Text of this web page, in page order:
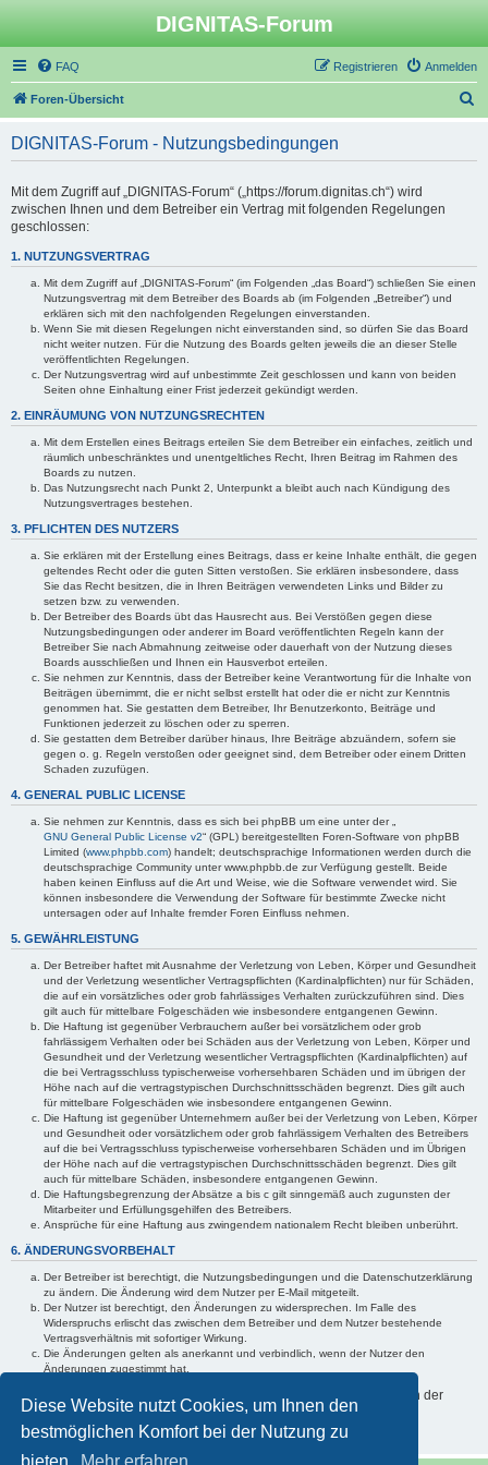
Diese Website nutzt Cookies, um Ihnen den
bestmöglichen Komfort bei der Nutzung zu
DIGNITAS-Forum
FAQ Anmelden
Registrieren
Foren-Übersicht
DIGNITAS-Forum - Nutzungsbedingungen
Mit dem Zugriff auf „DIGNITAS-Forum“ („https://forum.dignitas.ch“) wird
zwischen Ihnen und dem Betreiber ein Vertrag mit folgenden Regelungen
geschlossen:
1. NUTZUNGSVERTRAG
Mit dem Zugriff auf „DIGNITAS-Forum“ (im Folgenden „das Board“) schließen Sie einen
Nutzungsvertrag mit dem Betreiber des Boards ab (im Folgenden „Betreiber“) und
erklären sich mit den nachfolgenden Regelungen einverstanden.
Wenn Sie mit diesen Regelungen nicht einverstanden sind, so dürfen Sie das Board
nicht weiter nutzen. Für die Nutzung des Boards gelten jeweils die an dieser Stelle
veröffentlichten Regelungen.
Der Nutzungsvertrag wird auf unbestimmte Zeit geschlossen und kann von beiden
Seiten ohne Einhaltung einer Frist jederzeit gekündigt werden.
2. EINRÄUMUNG VON NUTZUNGSRECHTEN
Mit dem Erstellen eines Beitrags erteilen Sie dem Betreiber ein einfaches, zeitlich und
räumlich unbeschränktes und unentgeltliches Recht, Ihren Beitrag im Rahmen des
Boards zu nutzen.
Das Nutzungsrecht nach Punkt 2, Unterpunkt a bleibt auch nach Kündigung des
Nutzungsvertrages bestehen.
3. PFLICHTEN DES NUTZERS
Sie erklären mit der Erstellung eines Beitrags, dass er keine Inhalte enthält, die gegen
geltendes Recht oder die guten Sitten verstoßen. Sie erklären insbesondere, dass
Sie das Recht besitzen, die in Ihren Beiträgen verwendeten Links und Bilder zu
setzen bzw. zu verwenden.
Der Betreiber des Boards übt das Hausrecht aus. Bei Verstößen gegen diese
Nutzungsbedingungen oder anderer im Board veröffentlichten Regeln kann der
Betreiber Sie nach Abmahnung zeitweise oder dauerhaft von der Nutzung dieses
Boards ausschließen und Ihnen ein Hausverbot erteilen.
Sie nehmen zur Kenntnis, dass der Betreiber keine Verantwortung für die Inhalte von
Beiträgen übernimmt, die er nicht selbst erstellt hat oder die er nicht zur Kenntnis
genommen hat. Sie gestatten dem Betreiber, Ihr Benutzerkonto, Beiträge und
Funktionen jederzeit zu löschen oder zu sperren.
Sie gestatten dem Betreiber darüber hinaus, Ihre Beiträge abzuändern, sofern sie
gegen o. g. Regeln verstoßen oder geeignet sind, dem Betreiber oder einem Dritten
Schaden zuzufügen.
4. GENERAL PUBLIC LICENSE
Sie nehmen zur Kenntnis, dass es sich bei phpBB um eine unter der „
GNU General Public License v2“ (GPL) bereitgestellten Foren-Software von phpBB
Limited (www.phpbb.com) handelt; deutschsprachige Informationen werden durch die
deutschsprachige Community unter www.phpbb.de zur Verfügung gestellt. Beide
haben keinen Einfluss auf die Art und Weise, wie die Software verwendet wird. Sie
können insbesondere die Verwendung der Software für bestimmte Zwecke nicht
untersagen oder auf Inhalte fremder Foren Einfluss nehmen.
5. GEWÄHRLEISTUNG
Der Betreiber haftet mit Ausnahme der Verletzung von Leben, Körper und Gesundheit
und der Verletzung wesentlicher Vertragspflichten (Kardinalpflichten) nur für Schäden,
die auf ein vorsätzliches oder grob fahrlässiges Verhalten zurückzuführen sind. Dies
gilt auch für mittelbare Folgeschäden wie insbesondere entgangenen Gewinn.
Die Haftung ist gegenüber Verbrauchern außer bei vorsätzlichem oder grob
fahrlässigem Verhalten oder bei Schäden aus der Verletzung von Leben, Körper und
Gesundheit und der Verletzung wesentlicher Vertragspflichten (Kardinalpflichten) auf
die bei Vertragsschluss typischerweise vorhersehbaren Schäden und im übrigen der
Höhe nach auf die vertragstypischen Durchschnittsschäden begrenzt. Dies gilt auch
für mittelbare Folgeschäden wie insbesondere entgangenen Gewinn.
Die Haftung ist gegenüber Unternehmern außer bei der Verletzung von Leben, Körper
und Gesundheit oder vorsätzlichem oder grob fahrlässigem Verhalten des Betreibers
auf die bei Vertragsschluss typischerweise vorhersehbaren Schäden und im Übrigen
der Höhe nach auf die vertragstypischen Durchschnittsschäden begrenzt. Dies gilt
auch für mittelbare Schäden, insbesondere entgangenen Gewinn.
Die Haftungsbegrenzung der Absätze a bis c gilt sinngemäß auch zugunsten der
Mitarbeiter und Erfüllungsgehilfen des Betreibers.
Ansprüche für eine Haftung aus zwingendem nationalem Recht bleiben unberührt.
6. ÄNDERUNGSVORBEHALT
Der Betreiber ist berechtigt, die Nutzungsbedingungen und die Datenschutzerklärung
zu ändern. Die Änderung wird dem Nutzer per E-Mail mitgeteilt.
Der Nutzer ist berechtigt, den Änderungen zu widersprechen. Im Falle des
Widerspruchs erlischt das zwischen dem Betreiber und dem Nutzer bestehende
Vertragsverhältnis mit sofortiger Wirkung.
Die Änderungen gelten als anerkannt und verbindlich, wenn der Nutzer den
Änderungen zugestimmt hat.
Informationen über den Umgang mit Ihren persönlichen Daten sind in der
Datenschutzerklärung enthalten.